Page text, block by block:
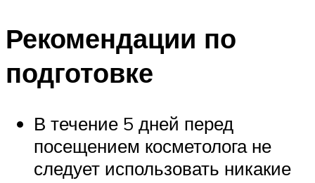
Рекомендации по
подготовке
В течение 5 дней перед
посещением косметолога не
следует использовать никакие